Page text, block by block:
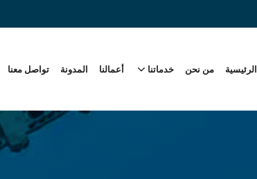
الرئيسية من نحن خدماتنا أعمالنا المدونة تواصل معنا